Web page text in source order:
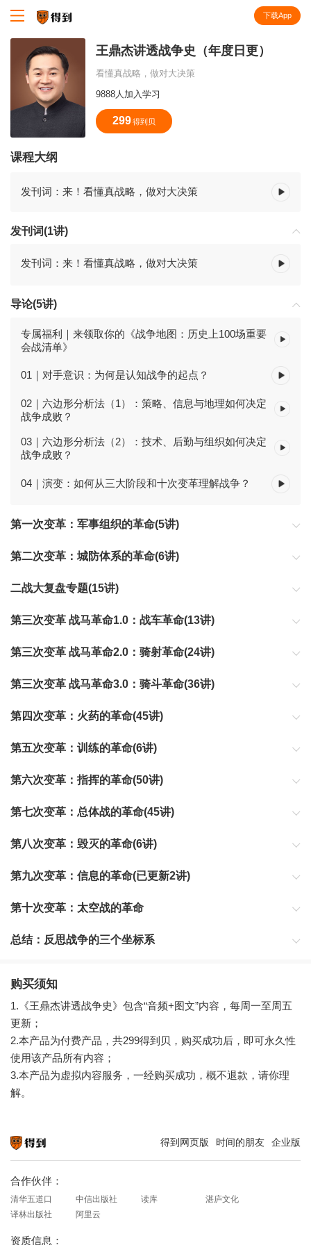
下载App
王鼎杰讲透战争史（年度日更）
看懂真战略，做对大决策
9888人加入学习
299 得到贝
课程大纲
发刊词：来！看懂真战略，做对大决策
发刊词(1讲)
发刊词：来！看懂真战略，做对大决策
导论(5讲)
专属福利｜来领取你的《战争地图：历史上100场重要
会战清单》
01｜对手意识：为何是认知战争的起点？
02｜六边形分析法（1）：策略、信息与地理如何决定
战争成败？
03｜六边形分析法（2）：技术、后勤与组织如何决定
战争成败？
04｜演变：如何从三大阶段和十次变革理解战争？
第一次变革：军事组织的革命(5讲)
第二次变革：城防体系的革命(6讲)
二战大复盘专题(15讲)
第三次变革 战马革命1.0：战车革命(13讲)
第三次变革 战马革命2.0：骑射革命(24讲)
第三次变革 战马革命3.0：骑斗革命(36讲)
第四次变革：火药的革命(45讲)
第五次变革：训练的革命(6讲)
第六次变革：指挥的革命(50讲)
第七次变革：总体战的革命(45讲)
第八次变革：毁灭的革命(6讲)
第九次变革：信息的革命(已更新2讲)
第十次变革：太空战的革命
总结：反思战争的三个坐标系
购买须知
1.《王鼎杰讲透战争史》包含“音频+图文”内容，每周一至周五
更新；
2.本产品为付费产品，共299得到贝，购买成功后，即可永久性
使用该产品所有内容；
3.本产品为虚拟内容服务，一经购买成功，概不退款，请你理
解。
得到网页版 时间的朋友 企业版
合作伙伴：
清华五道口 中信出版社 读库
湛庐文化
译林出版社
阿里云
资质信息：